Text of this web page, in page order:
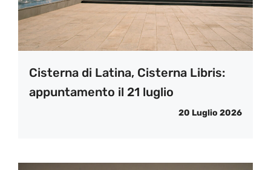
Cisterna di Latina, Cisterna Libris:
appuntamento il 21 luglio
20 Luglio 2026